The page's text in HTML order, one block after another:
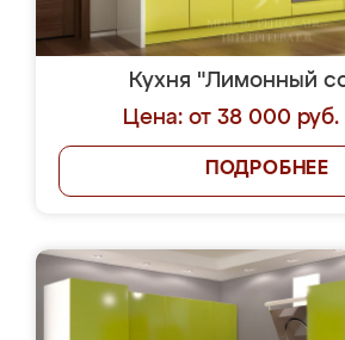
Кухня "Лимонный
Цена: от 38 000 руб.
ПОДРОБНЕЕ